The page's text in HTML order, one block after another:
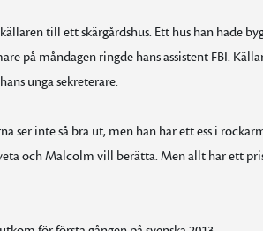
till ett skärgårdshus. Ett hus han hade
på måndagen ringde hans assistent FBI.
unga sekreterare.
ser inte så bra ut, men han har ett ess i
och Malcolm vill berätta. Men allt har ett